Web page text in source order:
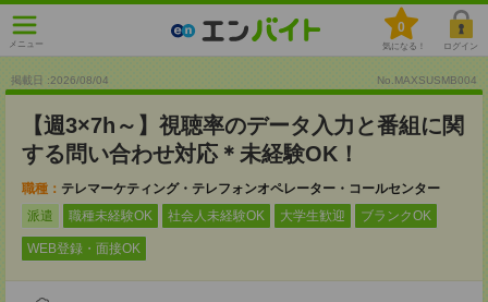
メニュー
0
気になる！ ログイン
掲載日 :2026/08/04 No.MAXSUSMB004
【週3×7h～】視聴率のデータ入力と番組に関
する問い合わせ対応＊未経験OK！
職種： テレマーケティング・テレフォンオペレーター・コールセンター
派遣
職種未経験OK 社会人未経験OK 大学生歓迎 ブランクOK
WEB登録・面接OK